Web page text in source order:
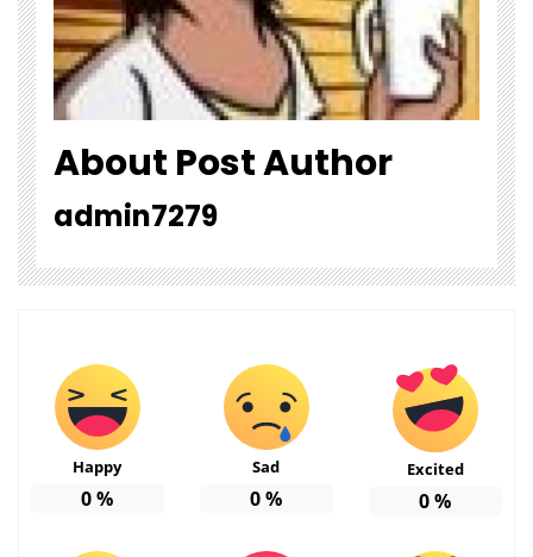
About Post Author
admin7279
Happy
0%
Sad
0%
Excited
0%